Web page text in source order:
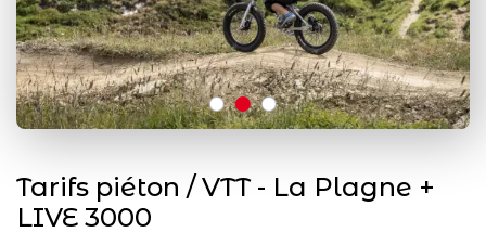
Tarifs piéton / VTT - La Plagne +
LIVE 3000